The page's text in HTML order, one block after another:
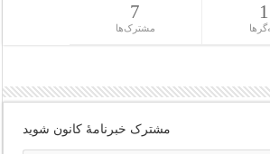
7
مشترک‌ها
مشترک خبرنامهٔ کانون شوید